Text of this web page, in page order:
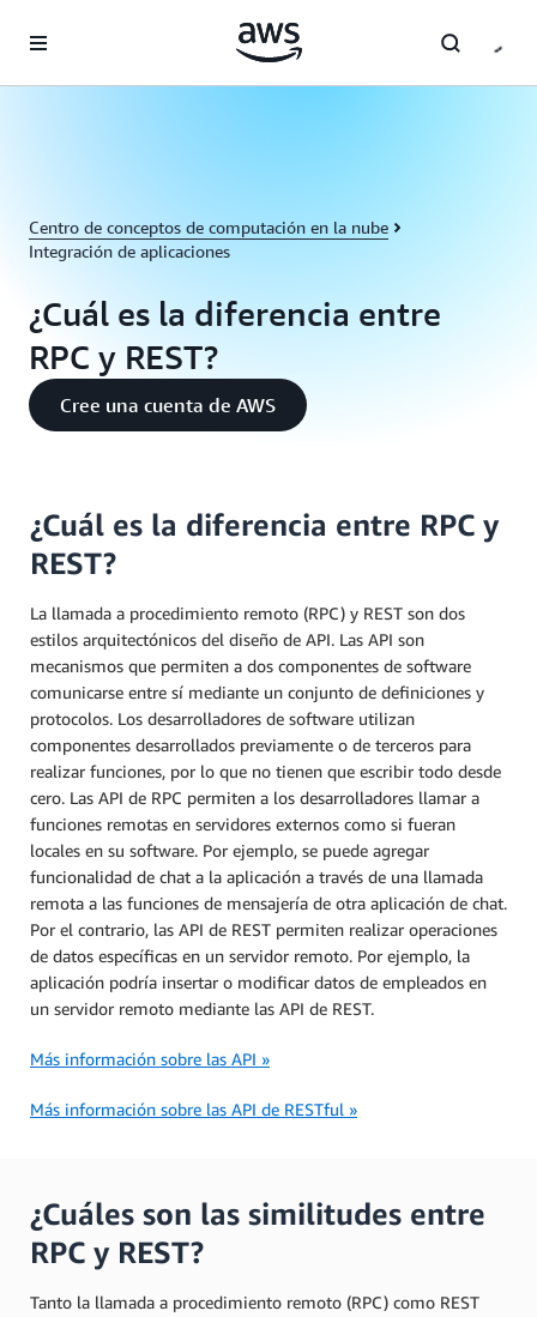
Centro de conceptos de computación en la nube
Integración de aplicaciones
¿Cuál es la diferencia entre
RPC y REST?
Cree una cuenta de AWS
¿Cuál es la diferencia entre RPC y
REST?
La llamada a procedimiento remoto (RPC) y REST son dos
estilos arquitectónicos del diseño de API. Las API son
mecanismos que permiten a dos componentes de software
comunicarse entre sí mediante un conjunto de definiciones y
protocolos. Los desarrolladores de software utilizan
componentes desarrollados previamente o de terceros para
realizar funciones, por lo que no tienen que escribir todo desde
cero. Las API de RPC permiten a los desarrolladores llamar a
funciones remotas en servidores externos como si fueran
locales en su software. Por ejemplo, se puede agregar
funcionalidad de chat a la aplicación a través de una llamada
remota a las funciones de mensajería de otra aplicación de chat.
Por el contrario, las API de REST permiten realizar operaciones
de datos específicas en un servidor remoto. Por ejemplo, la
aplicación podría insertar o modificar datos de empleados en
un servidor remoto mediante las API de REST.
Más información sobre las API »
Más información sobre las API de RESTful »
¿Cuáles son las similitudes entre
RPC y REST?
Tanto la llamada a procedimiento remoto (RPC) como REST